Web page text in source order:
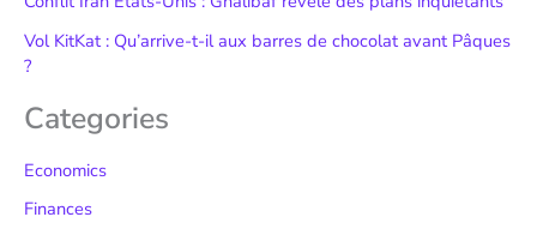
Vol KitKat : Qu’arrive-t-il aux barres de chocolat avant Pâques
?
Categories
Economics
Finances